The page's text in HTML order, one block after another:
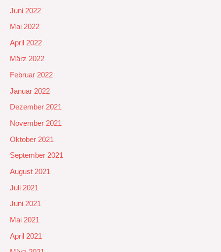
Juni 2022
Mai 2022
April 2022
März 2022
Februar 2022
Januar 2022
Dezember 2021
November 2021
Oktober 2021
September 2021
August 2021
Juli 2021
Juni 2021
Mai 2021
April 2021